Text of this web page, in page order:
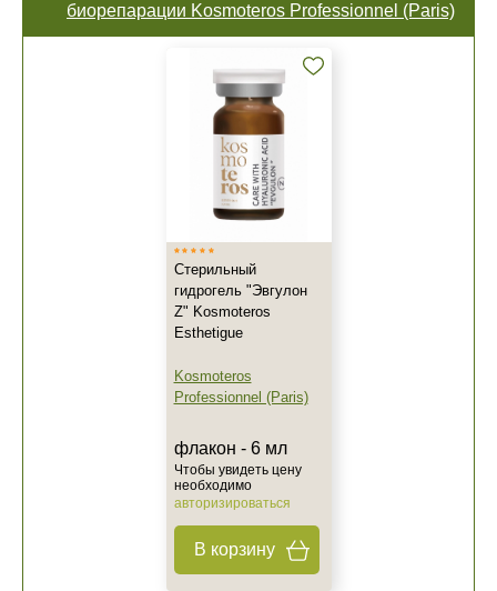
биорепарации Kosmoteros Professionnel (Paris)
Стерильный
гидрогель "Эвгулон
Z" Kosmoteros
Esthetigue
Kosmoteros
Professionnel (Paris)
флакон - 6 мл
Чтобы увидеть цену
необходимо
авторизироваться
В корзину